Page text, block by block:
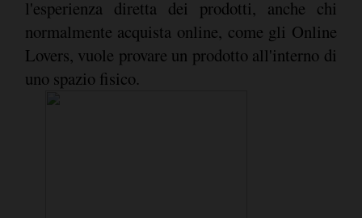
l'esperienza diretta dei prodotti, anche chi
normalmente acquista online, come gli Online
Lovers, vuole provare un prodotto all'interno di
uno spazio fisico.